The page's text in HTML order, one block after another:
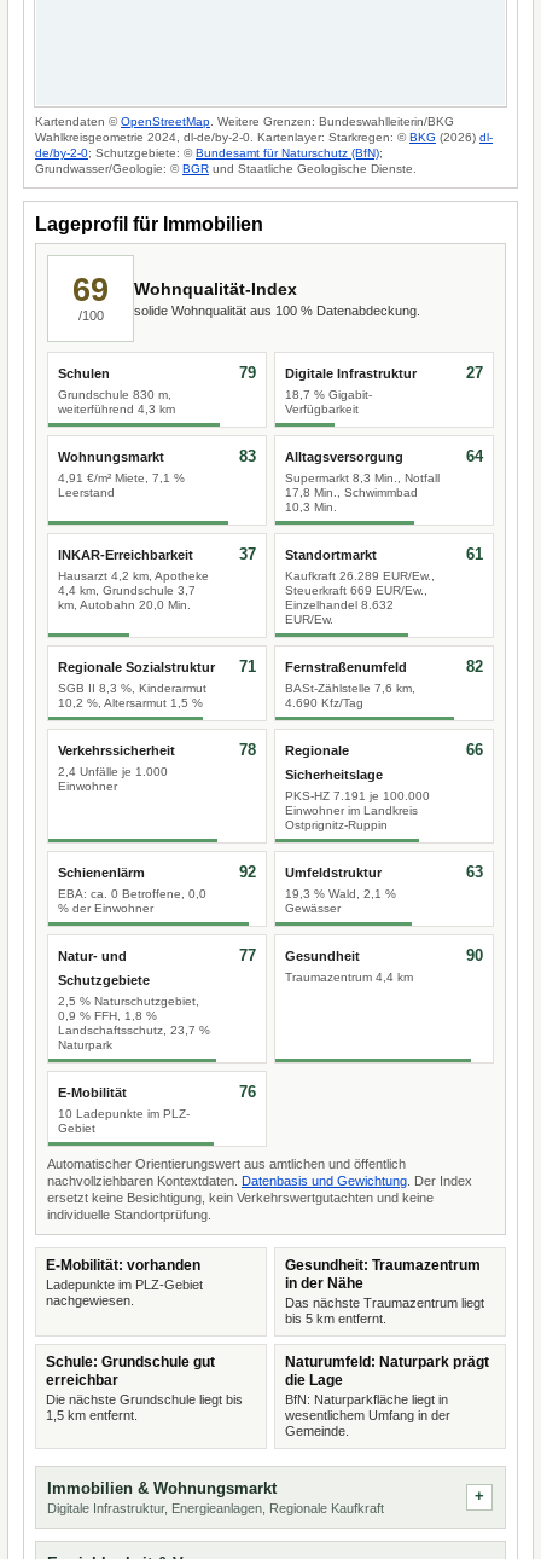
Kartendaten ©OpenStreetMap . Weitere Grenzen: Bundeswahlleiterin/BKG
Wahlkreisgeometrie 2024, dl-de/by-2-0. Kartenlayer: Starkregen: ©BKG (2026) dl-
de/by-2-0; Schutzgebiete: ©Bundesamt für Naturschutz (BfN);
Grundwasser/Geologie: ©BGR und Staatliche Geologische Dienste.
Lageprofil für Immobilien
69
/100
Wohnqualität-Index
solide Wohnqualität aus 100 % Datenabdeckung.
Schulen
Grundschule 830 m,
weiterführend 4,3 km
79 Digitale Infrastruktur
18,7 % Gigabit-
Verfügbarkeit
27
Wohnungsmarkt
4,91 €/m² Miete, 7,1 %
Leerstand
83 Alltagsversorgung
Supermarkt 8,3 Min., Notfall
17,8 Min., Schwimmbad
10,3 Min.
64
INKAR-Erreichbarkeit
Hausarzt 4,2 km, Apotheke
4,4 km, Grundschule 3,7
km, Autobahn 20,0 Min.
37 Standortmarkt
Kaufkraft 26.289 EUR/Ew.,
Steuerkraft 669 EUR/Ew.,
Einzelhandel 8.632
EUR/Ew.
61
Regionale Sozialstruktur
SGB II 8,3 %, Kinderarmut
10,2 %, Altersarmut 1,5 %
71 Fernstraßenumfeld
BASt-Zählstelle 7,6 km,
4.690 Kfz/Tag
82
Verkehrssicherheit
2,4 Unfälle je 1.000
Einwohner
78
Regionale
Sicherheitslage
PKS-HZ 7.191 je 100.000
Einwohner im Landkreis
Ostprignitz-Ruppin
66
Schienenlärm
EBA: ca. 0 Betroffene, 0,0
% der Einwohner
92 Umfeldstruktur
19,3 % Wald, 2,1 %
Gewässer
63
Natur- und
Schutzgebiete
2,5 % Naturschutzgebiet,
0,9 % FFH, 1,8 %
Landschaftsschutz, 23,7 %
Naturpark
77 Gesundheit
Traumazentrum 4,4 km
90
E-Mobilität
10 Ladepunkte im PLZ-
Gebiet
76
Automatischer Orientierungswert aus amtlichen und öffentlich
nachvollziehbaren Kontextdaten. Datenbasis und Gewichtung . Der Index
ersetzt keine Besichtigung, kein Verkehrswertgutachten und keine
individuelle Standortprüfung.
E-Mobilität: vorhanden
Ladepunkte im PLZ-Gebiet
nachgewiesen.
Gesundheit: Traumazentrum
in der Nähe
Das nächste Traumazentrum liegt
bis 5 km entfernt.
Schule: Grundschule gut
erreichbar
Die nächste Grundschule liegt bis
1,5 km entfernt.
Naturumfeld: Naturpark prägt
die Lage
BfN: Naturparkfläche liegt in
wesentlichem Umfang in der
Gemeinde.
Immobilien & Wohnungsmarkt
Digitale Infrastruktur, Energieanlagen, Regionale Kaufkraft